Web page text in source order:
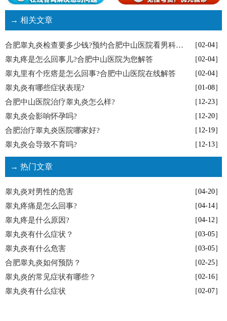
→ 相关文章
［02-04］
合肥睾丸炎检查要多少钱?预约合肥中山医院看男科享检查7折优惠
［02-04］
睾丸疼是怎么回事儿?合肥中山医院为您解答
［02-04］
睾丸里有个疙瘩是怎么回事?合肥中山医院在线解答
［01-08］
睾丸炎有哪些症状表现?
［12-23］
合肥中山医院治疗睾丸炎怎么样?
［12-20］
睾丸炎会影响怀孕吗?
［12-19］
合肥治疗睾丸炎医院哪家好?
［12-13］
睾丸炎会导致不育吗?
→ 热门文章
［04-20］
睾丸炎对男性的危害
［04-14］
睾丸疼痛是怎么回事?
［04-12］
睾丸疼是什么原因?
［03-05］
睾丸炎有什么症状？
［03-05］
睾丸炎有什么危害
［02-25］
合肥睾丸炎如何预防？
［02-16］
睾丸炎的常见症状有哪些？
［02-07］
睾丸炎有什么症状